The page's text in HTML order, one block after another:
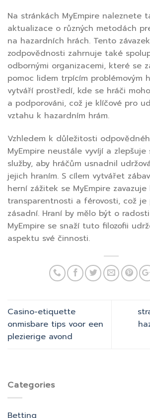
Na stránkách MyEmpire naleznete
aktualizace o různých metodách
na hazardních hrách. Tento
zodpovědnosti zahrnuje také
odbornými organizacemi, které se
pomoc lidem trpícím problémovým
vytváří prostředí, kde se hráči
a podporováni, což je klíčové pro
vztahu k hazardním hrám.
Vzhledem k důležitosti
MyEmpire neustále vyvíjí a
služby, aby hráčům usnadnil
jejich hraním. S cílem vytvářet
herní zážitek se MyEmpire zavazuje
transparentnosti a férovosti, což je
zásadní. Hraní by mělo být o
MyEmpire se snaží tuto filozofii
aspektu své činnosti.
Casino-etiquette
onmisbare tips voor een
plezierige avond
Categories
Betting